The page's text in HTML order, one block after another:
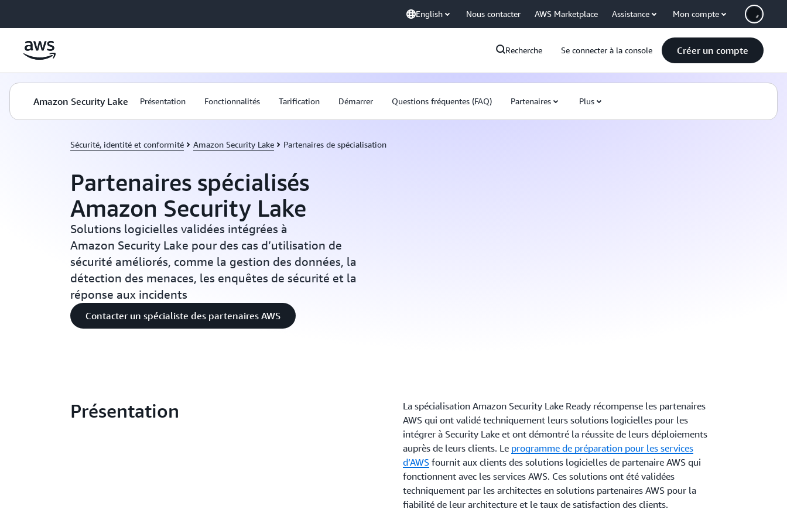
English Nous contacter AWS Marketplace Assistance Mon compte
Recherche Se connecter à la console Créer un compte
Amazon Security Lake Présentation Fonctionnalités Tarification Démarrer Questions fréquentes (FAQ) Partenaires Plus
Sécurité, identité et conformité Amazon Security Lake Partenaires de spécialisation
Partenaires spécialisés
Amazon Security Lake
Solutions logicielles validées intégrées à
Amazon Security Lake pour des cas d’utilisation de
sécurité améliorés, comme la gestion des données, la
détection des menaces, les enquêtes de sécurité et la
réponse aux incidents
Contacter un spécialiste des partenaires AWS
Présentation
La spécialisation Amazon Security Lake Ready récompense les partenaires
AWS qui ont validé techniquement leurs solutions logicielles pour les
intégrer à Security Lake et ont démontré la réussite de leurs déploiements
auprès de leurs clients. Le programme de préparation pour les services
d’AWS fournit aux clients des solutions logicielles de partenaire AWS qui
fonctionnent avec les services AWS. Ces solutions ont été validées
techniquement par les architectes en solutions partenaires AWS pour la
fiabilité de leur architecture et le taux de satisfaction des clients.